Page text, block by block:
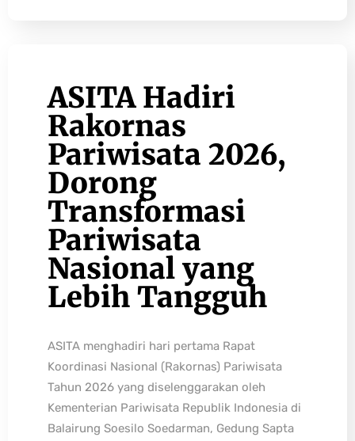
ASITA Hadiri
Rakornas
Pariwisata 2026,
Dorong
Transformasi
Pariwisata
Nasional yang
Lebih Tangguh
ASITA menghadiri hari pertama Rapat
Koordinasi Nasional (Rakornas) Pariwisata
Tahun 2026 yang diselenggarakan oleh
Kementerian Pariwisata Republik Indonesia di
Balairung Soesilo Soedarman, Gedung Sapta